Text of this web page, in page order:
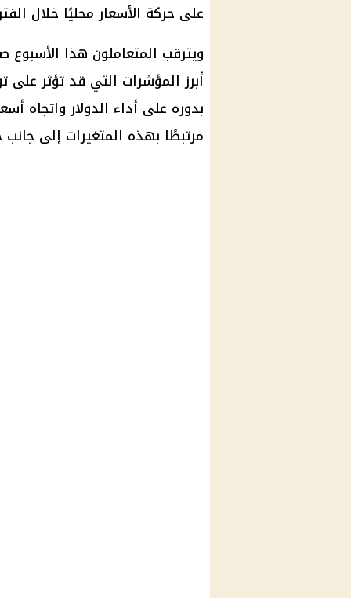
على حركة الأسعار محليًا خلال
ويترقب المتعاملون هذا الأسبوع
أبرز المؤشرات التي قد تؤثر على
بدوره على أداء الدولارواتجاه
مرتبطًا بهذه المتغيرات إلى